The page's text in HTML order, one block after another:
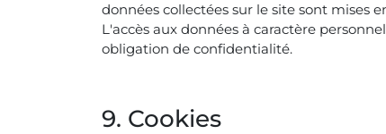
données collectées sur le site sont mises
L'accès aux données à caractère
obligation de confidentialité.
9. Cookies